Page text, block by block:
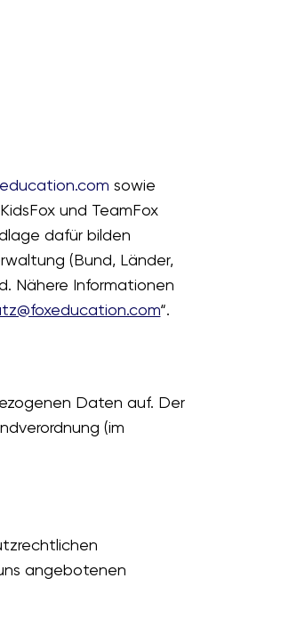
sowie
und TeamFox
dafür bilden
(Bund, Länder,
Nähere Informationen
“.
Daten auf. Der
(im
angebotenen